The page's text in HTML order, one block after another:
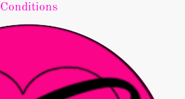
Conditions